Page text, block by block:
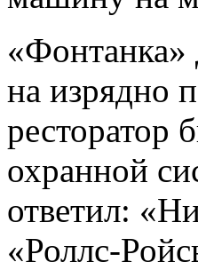
«Фонтанка»
на изрядно
ресторатор
охранной
ответил:
«Роллс-